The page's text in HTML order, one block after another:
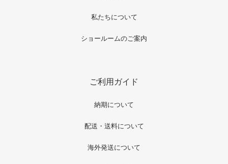
私たちについて
ショールームのご案内
ご利用ガイド
納期について
配送・送料について
海外発送について